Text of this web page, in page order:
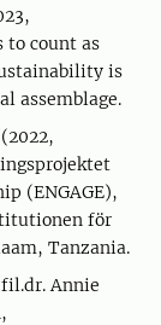
to count as
is
assemblage.
(ENGAGE),
för
Tanzania.
Annie